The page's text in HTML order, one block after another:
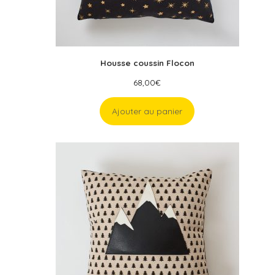
Housse coussin Flocon
68,00€
Ajouter au panier